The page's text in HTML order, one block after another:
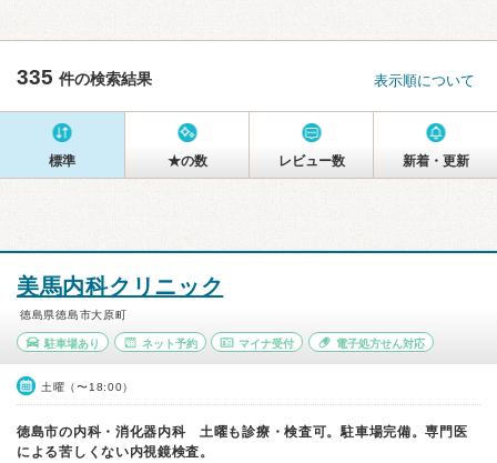
335 件の検索結果 表示順について
標準 ★の数 レビュー数 新着・更新
美馬内科クリニック
徳島県徳島市大原町
駐車場あり ネット予約 マイナ受付 電子処方せん対応
土曜（〜18:00）
徳島市の内科・消化器内科 土曜も診療・検査可。駐車場完備。専門医
による苦しくない内視鏡検査。